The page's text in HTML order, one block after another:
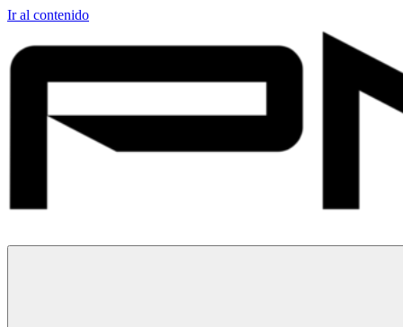
Ir al contenido